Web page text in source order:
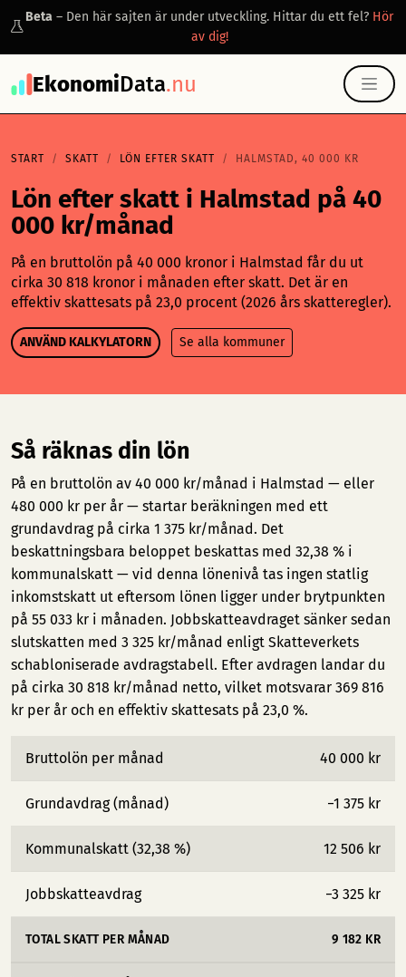
Beta – Den här sajten är under utveckling. Hittar du ett fel? Hör
av dig!
EkonomiData.nu
START SKATT LÖN EFTER SKATT HALMSTAD, 40 000 KR
Lön efter skatt i Halmstad på 40
000 kr/månad
På en bruttolön på 40 000 kronor i Halmstad får du ut
cirka 30 818 kronor i månaden efter skatt. Det är en
effektiv skattesats på 23,0 procent (2026 års skatteregler).
ANVÄND KALKYLATORN Se alla kommuner
Så räknas din lön
På en bruttolön av 40 000 kr/månad i Halmstad — eller
480 000 kr per år — startar beräkningen med ett
grundavdrag på cirka 1 375 kr/månad. Det
beskattningsbara beloppet beskattas med 32,38 % i
kommunalskatt — vid denna lönenivå tas ingen statlig
inkomstskatt ut eftersom lönen ligger under brytpunkten
på 55 033 kr i månaden. Jobbskatteavdraget sänker sedan
slutskatten med 3 325 kr/månad enligt Skatteverkets
schabloniserade avdragstabell. Efter avdragen landar du
på cirka 30 818 kr/månad netto, vilket motsvarar 369 816
kr per år och en effektiv skattesats på 23,0 %.
Bruttolön per månad 40 000 kr
Grundavdrag (månad) −1 375 kr
Kommunalskatt (32,38 %) 12 506 kr
Jobbskatteavdrag −3 325 kr
TOTAL SKATT PER MÅNAD 9 182 KR